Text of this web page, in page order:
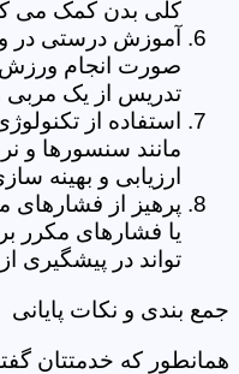
کلی بدن کمک می
آموزش درستی در
صورت انجام
تدریس از یک
استفاده از
مانند سنسورها و
ارزیابی و بهینه
پرهیز از فشارهای
یا فشارهای مکرر
تواند در پیشگیری
جمع بندی و نکات پایانی
همانطور که خدمتتان